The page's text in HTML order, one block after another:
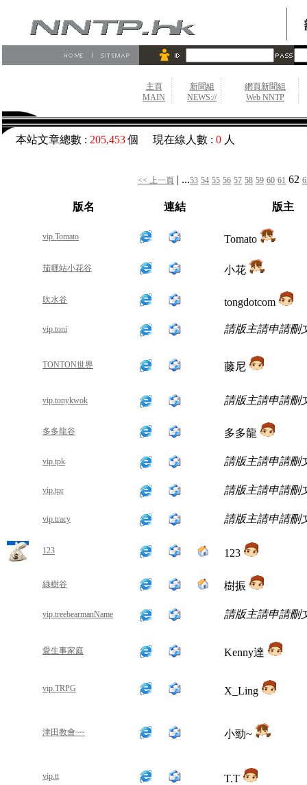
主頁
MAIN
新聞組
NEWS://
網頁新聞組
Web NNTP
本站文章總數 : 205,453個 現在線人數 : 0 人
<< 上一頁 | ...53 54 55 56 57 58 59 60 61 62
版名 連結 版主
vip.Tomato Tomato
茄喱站小花谷 小花
吹水谷 tongdotcom
vip.toni 請版主請申請刪
TONTON世界 藤尼
vip.tonykwok 請版主請申請刪
多多龍谷 多多龍
vip.tpk 請版主請申請刪
vip.tpr 請版主請申請刪
vip.tracy 請版主請申請刪
123 123
綠樹谷 樹振
vip.treebearmanName 請版主請申請刪
愛生事家庭 Kenny達
vip.TRPG X_Ling
津田教會~~ 小勁~
vip.tt T.T